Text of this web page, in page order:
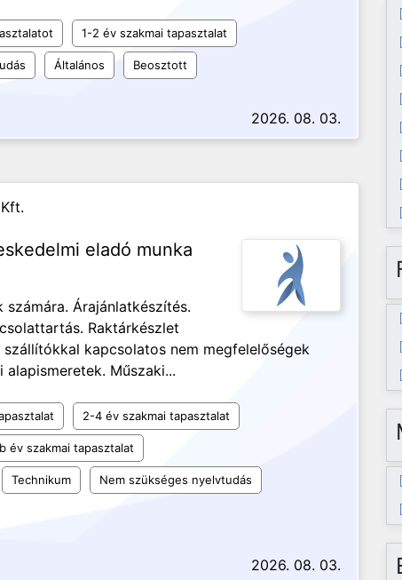
1-2 év szakmai tapasztalat
Általános Beosztott
2026. 08. 03.
eladó munka
Árajánlatkészítés.
Raktárkészlet
kapcsolatos nem megfelelőségek
Műszaki...
2-4 év szakmai tapasztalat
év szakmai tapasztalat
Technikum Nem szükséges nyelvtudás
2026. 08. 03.